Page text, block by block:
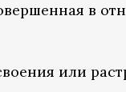
в
или